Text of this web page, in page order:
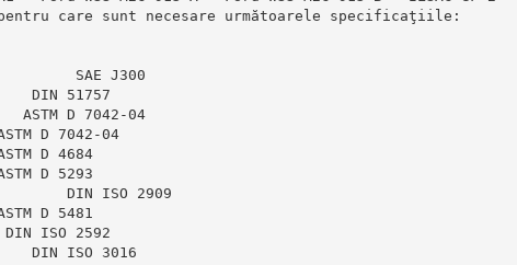
care sunt necesare următoarele specificaţiile:
SAE J300
DIN 51757
D 7042-04
D 7042-04
D 4684
D 5293
DIN ISO 2909
D 5481
ISO 2592
DIN ISO 3016